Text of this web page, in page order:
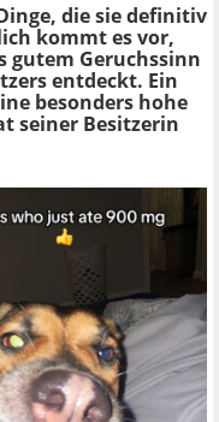
die sie definitiv
kommt es vor,
gutem Geruchssinn
entdeckt. Ein
besonders hohe
seiner Besitzerin